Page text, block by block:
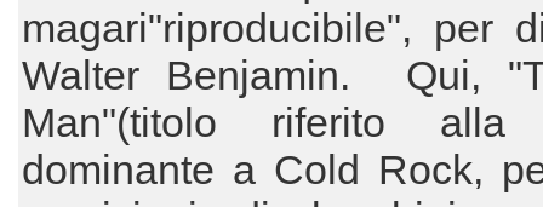
magari"riproducibile", per
Walter Benjamin. Qui,
Man"(titolo riferito alla
dominante a Cold Rock,